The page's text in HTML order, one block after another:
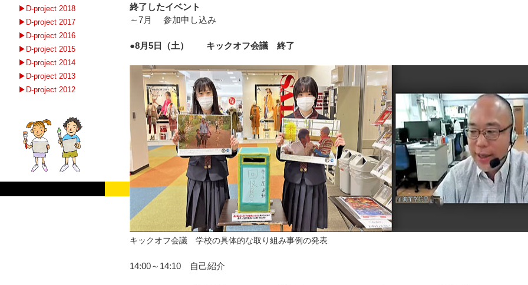
▶D-project 2018
▶D-project 2017
▶D-project 2016
▶D-project 2015
▶D-project 2014
▶D-project 2013
▶D-project 2012
終了したイベント
～7月 参加申し込み
●8月5日（土） キックオフ会議 終了
キックオフ会議 学校の具体的な取り組み事例の発表
14:00～14:10 自己紹介